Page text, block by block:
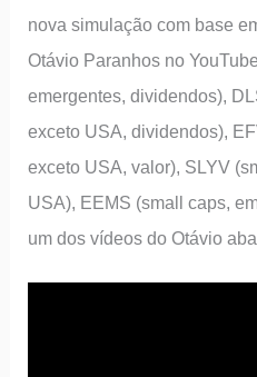
nova simulação com base
Otávio Paranhos no
emergentes, dividendos),
exceto USA, dividendos),
exceto USA, valor), SLYV
USA), EEMS (small caps,
um dos vídeos do Otávio